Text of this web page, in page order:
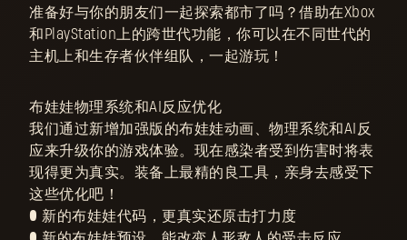
准备好与你的朋友们一起探索都市了吗？借助在Xbox
和PlayStation上的跨世代功能，你可以在不同世代的
主机上和生存者伙伴组队，一起游玩！
布娃娃物理系统和AI反应优化
我们通过新增加强版的布娃娃动画、物理系统和AI反
应来升级你的游戏体验。现在感染者受到伤害时将表
现得更为真实。装备上最精的良工具，亲身去感受下
这些优化吧！
● 新的布娃娃代码，更真实还原击打力度